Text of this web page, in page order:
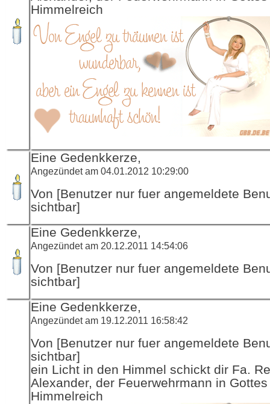
Himmelreich
Eine Gedenkkerze,
Angezündet am 04.01.2012 10:29:00
Von [Benutzer nur fuer angemeldete
sichtbar]
Eine Gedenkkerze,
Angezündet am 20.12.2011 14:54:06
Von [Benutzer nur fuer angemeldete
sichtbar]
Eine Gedenkkerze,
Angezündet am 19.12.2011 16:58:42
Von [Benutzer nur fuer angemeldete
sichtbar]
ein Licht in den Himmel schickt dir Fa.
Alexander, der Feuerwehrmann in Gottes
Himmelreich